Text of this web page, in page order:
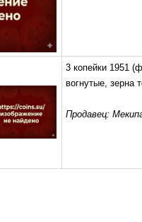
3 копейки 1951
вогнутые, зерна
Продавец: